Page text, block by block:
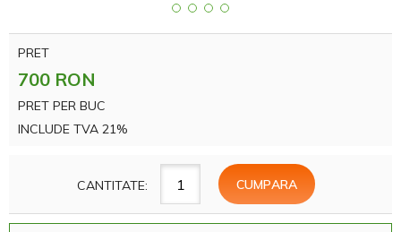
PRET
700 RON
PRET PER BUC
INCLUDE TVA 21%
CANTITATE: